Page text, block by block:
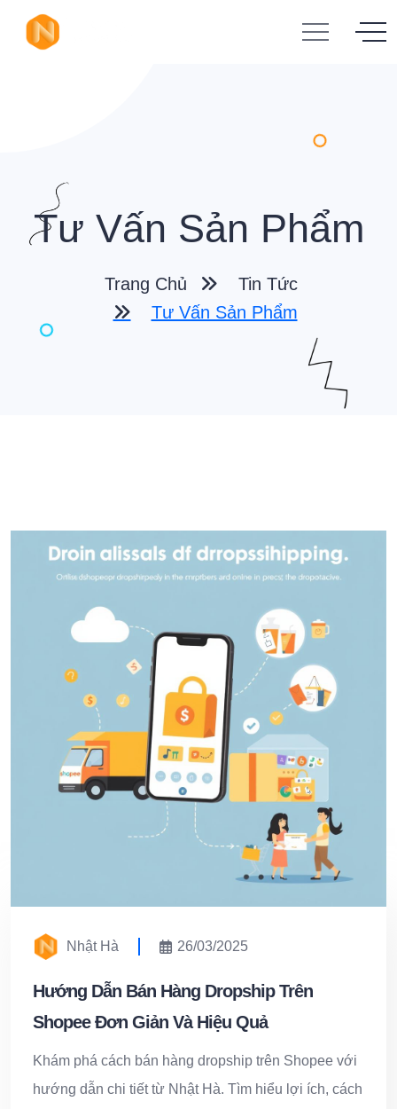
Tư Vấn Sản Phẩm
Trang Chủ
Tin Tức
Tư Vấn Sản Phẩm
Nhật Hà 26/03/2025
Hướng Dẫn Bán Hàng Dropship Trên
Shopee Đơn Giản Và Hiệu Quả
Khám phá cách bán hàng dropship trên Shopee với
hướng dẫn chi tiết từ Nhật Hà. Tìm hiểu lợi ích, cách